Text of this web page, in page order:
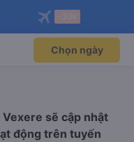
độc
Mở app
bay qua
Mở app
Chọn ngày
sẽ cập nhật
động trên tuyến